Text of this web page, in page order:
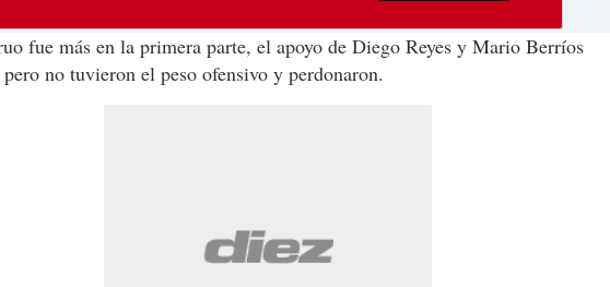
fue más en la primera parte, el apoyo de Diego Reyes y Mario Berríos
no tuvieron el peso ofensivo y perdonaron.